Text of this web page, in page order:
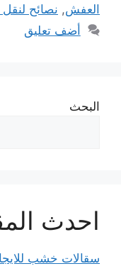
العفش, نصائح
أضف تعليق
البحث
احدث
سقالات خشب